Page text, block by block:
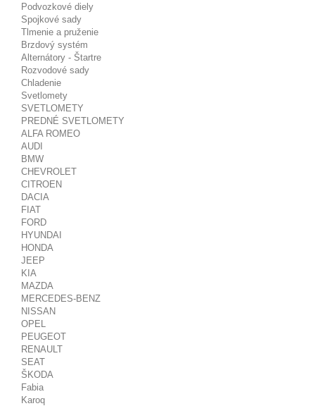
Podvozkové diely
Spojkové sady
Tlmenie a pruženie
Brzdový systém
Alternátory - Štartre
Rozvodové sady
Chladenie
Svetlomety
SVETLOMETY
PREDNÉ SVETLOMETY
ALFA ROMEO
AUDI
BMW
CHEVROLET
CITROEN
DACIA
FIAT
FORD
HYUNDAI
HONDA
JEEP
KIA
MAZDA
MERCEDES-BENZ
NISSAN
OPEL
PEUGEOT
RENAULT
SEAT
ŠKODA
Fabia
Karoq